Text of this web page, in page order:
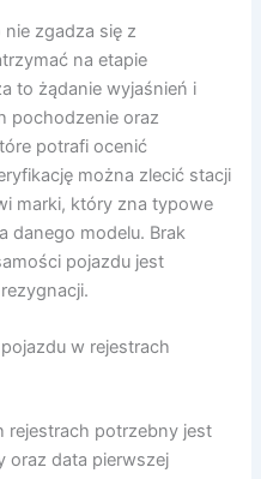
zgadza się z
na etapie
to żądanie wyjaśnień i
pochodzenie oraz
potrafi ocenić
można zlecić stacji
marki, który zna typowe
danego modelu. Brak
pojazdu jest
w rejestrach
rejestrach potrzebny jest
oraz data pierwszej